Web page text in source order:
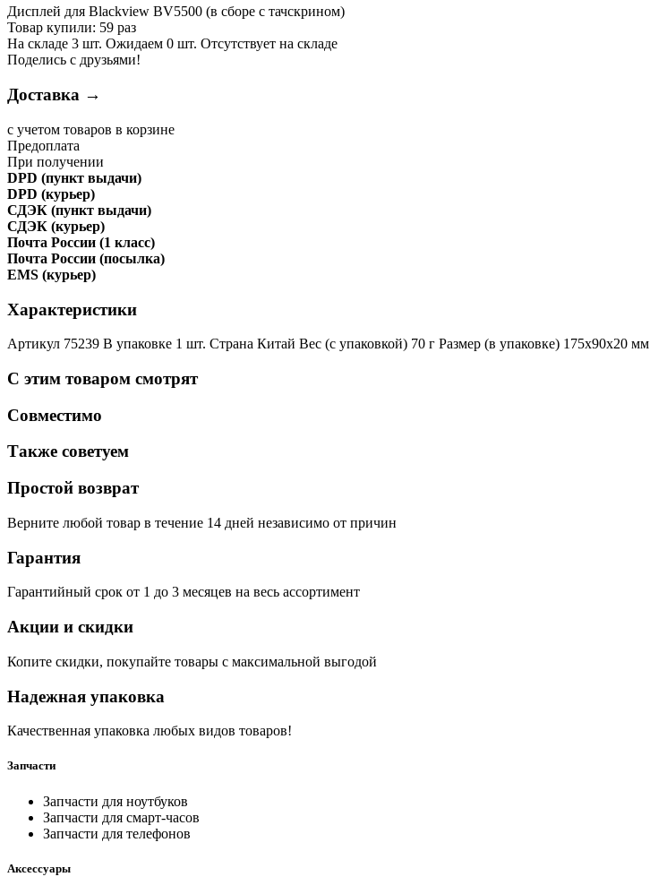
Дисплей для Blackview BV5500 (в сборе с тачскрином)
Товар купили: 59 раз
На складе 3 шт. Ожидаем 0 шт. Отсутствует на складе
Поделись с друзьями!
Доставка →
с учетом товаров в корзине
Предоплата
При получении
DPD (пункт выдачи)
DPD (курьер)
СДЭК (пункт выдачи)
СДЭК (курьер)
Почта России (1 класс)
Почта России (посылка)
EMS (курьер)
Характеристики
Артикул 75239 В упаковке 1 шт. Страна Китай Вес (с упаковкой) 70 г Размер (в упаковке) 175x90x20 мм
С этим товаром смотрят
Совместимо
Также советуем
Простой возврат
Верните любой товар в течение 14 дней независимо от причин
Гарантия
Гарантийный срок от 1 до 3 месяцев на весь ассортимент
Акции и скидки
Копите скидки, покупайте товары с максимальной выгодой
Надежная упаковка
Качественная упаковка любых видов товаров!
Запчасти
Запчасти для ноутбуков
Запчасти для смарт-часов
Запчасти для телефонов
Аксессуары